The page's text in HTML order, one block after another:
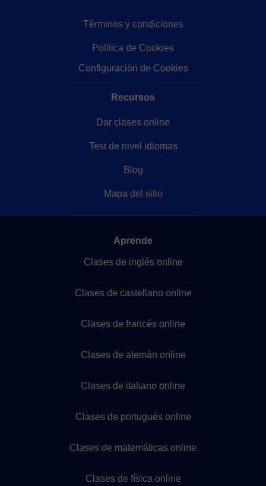
Términos y condiciones
Política de Cookies
Configuración de Cookies
Recursos
Dar clases online
Test de nivel idiomas
Blog
Mapa del sitio
Aprende
Clases de inglés online
Clases de castellano online
Clases de francés online
Clases de alemán online
Clases de italiano online
Clases de portugués online
Clases de matemáticas online
Clases de física online